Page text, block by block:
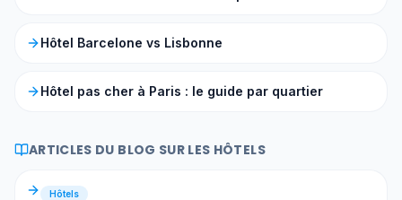
Hôtel Barcelone vs Lisbonne
Hôtel pas cher à Paris : le guide par quartier
ARTICLES DU BLOG SUR LES HÔTELS
Hôtels